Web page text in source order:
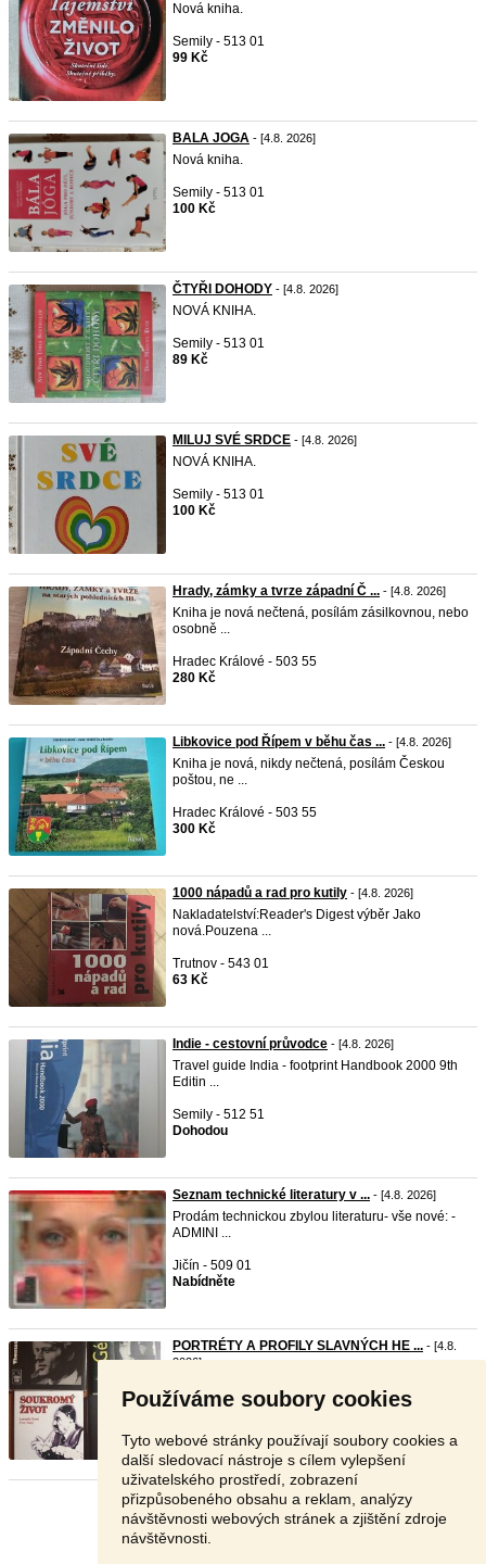
Používáme soubory cookies
Tyto webové stránky používají soubory cookies a
další sledovací nástroje s cílem vylepšení
uživatelského prostředí, zobrazení
přizpůsobeného obsahu a reklam, analýzy
návštěvnosti webových stránek a zjištění zdroje
návštěvnosti.
Nová kniha.
Semily - 513 01
99 Kč
BALA JOGA - [4.8. 2026]
Nová kniha.
Semily - 513 01
100 Kč
ČTYŘI DOHODY - [4.8. 2026]
NOVÁ KNIHA.
Semily - 513 01
89 Kč
MILUJ SVÉ SRDCE - [4.8. 2026]
NOVÁ KNIHA.
Semily - 513 01
100 Kč
Hrady, zámky a tvrze západní Č ... - [4.8. 2026]
Kniha je nová nečtená, posílám zásilkovnou, nebo
osobně ...
Hradec Králové - 503 55
280 Kč
Libkovice pod Řípem v běhu čas ... - [4.8. 2026]
Kniha je nová, nikdy nečtená, posílám Českou
poštou, ne ...
Hradec Králové - 503 55
300 Kč
1000 nápadů a rad pro kutily - [4.8. 2026]
Nakladatelství:Reader's Digest výběr Jako
nová.Pouzena ...
Trutnov - 543 01
63 Kč
Indie - cestovní průvodce - [4.8. 2026]
Travel guide India - footprint Handbook 2000 9th
Editin ...
Semily - 512 51
Dohodou
Seznam technické literatury v ... - [4.8. 2026]
Prodám technickou zbylou literaturu- vše nové: -
ADMINI ...
Jičín - 509 01
Nabídněte
PORTRÉTY A PROFILY SLAVNÝCH HE ... - [4.8.
2026]
V napr ...
Jičín - 506 01
50 Kč
Stránka: 1 2 3 Další